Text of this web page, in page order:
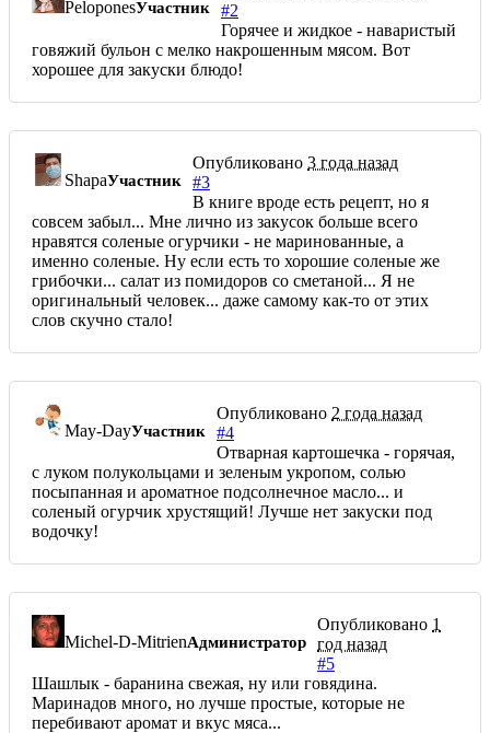
PeloponesУчастник
#2
Горячее и жидкое - наваристый
говяжий бульон с мелко накрошенным мясом. Вот
хорошее для закуски блюдо!
ShapaУчастник
Опубликовано 3 года назад
#3
В книге вроде есть рецепт, но я
совсем забыл... Мне лично из закусок больше всего
нравятся соленые огурчики - не маринованные, а
именно соленые. Ну если есть то хорошие соленые же
грибочки... салат из помидоров со сметаной... Я не
оригинальный человек... даже самому как-то от этих
слов скучно стало!
May-DayУчастник
Опубликовано 2 года назад
#4
Отварная картошечка - горячая,
с луком полукольцами и зеленым укропом, солью
посыпанная и ароматное подсолнечное масло... и
соленый огурчик хрустящий! Лучше нет закуски под
водочку!
Michel-D-MitrienАдминистратор
Опубликовано 1
год назад
#5
Шашлык - баранина свежая, ну или говядина.
Маринадов много, но лучше простые, которые не
перебивают аромат и вкус мяса...